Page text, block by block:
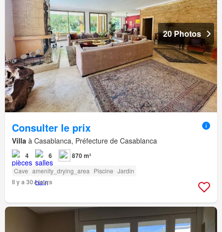
20 Photos
Consulter le prix
Villa à Casablanca, Préfecture de Casablanca
4 6 870 m²
Cave amenity_drying_area Piscine Jardin
Il y a 30+ jours